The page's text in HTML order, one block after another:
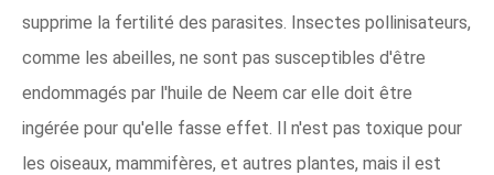
supprime la fertilité des parasites. Insectes pollinisateurs,
comme les abeilles, ne sont pas susceptibles d'être
endommagés par l'huile de Neem car elle doit être
ingérée pour qu'elle fasse effet. Il n'est pas toxique pour
les oiseaux, mammifères, et autres plantes, mais il est